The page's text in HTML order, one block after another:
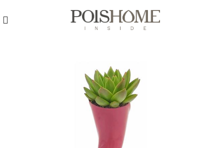
ARTICOLI NELCATALOGO